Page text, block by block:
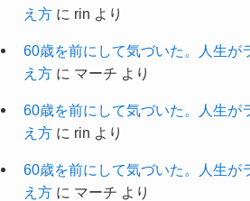
え方に rin より
60歳を前にして気づいた。人生が
え方に マーチ より
60歳を前にして気づいた。人生が
え方に rin より
60歳を前にして気づいた。人生が
え方に マーチ より